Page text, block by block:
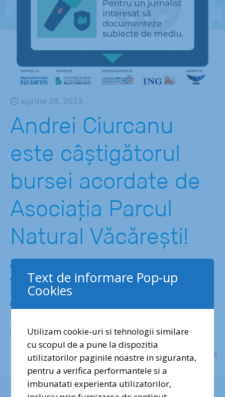
aprilie 28, 2023
Andrei Ciurcanu
este câștigătorul
bursei acordate de
Asociația Parcul
Natural Văcărești!
Așteptăm cu nerăbdare o nouă investigație, marca
Andrei Ciurcanu, despre felul în care România își
respectă obligația de a proteja natura. Mai precis,
despre îndeplinirea țintelor de a ajunge până în
2030 la 30% din teritoriu protejat în arii naturale
protejate și la 10% din teritoriu strict protejat.
Mai Mult
Dragi prieteni ai naturii urbane,
vocea voastră contează. Semnați
Text de informare Pop-up
Cookies
Utilizam cookie-uri si tehnologii similare
cu scopul de a pune la dispozitia
utilizatorilor paginile noastre in siguranta,
pentru a verifica performantele si a
imbunatati experienta utilizatorilor,